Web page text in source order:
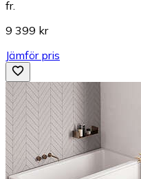
fr.
9 399 kr
Jämför pris